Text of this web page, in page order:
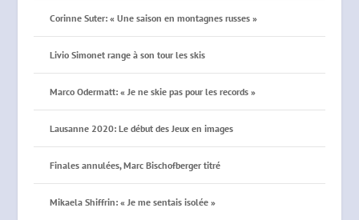
Corinne Suter: « Une saison en montagnes russes »
Livio Simonet range à son tour les skis
Marco Odermatt: « Je ne skie pas pour les records »
Lausanne 2020: Le début des Jeux en images
Finales annulées, Marc Bischofberger titré
Mikaela Shiffrin: « Je me sentais isolée »